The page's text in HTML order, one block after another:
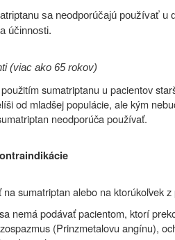
sa neodporúčajú používať
účinnosti.
(viac ako 65 rokov)
sumatriptanu u pacientov
od mladšej populácie, ale kým
neodporúča používať.
na sumatriptan alebo na ktorúkoľvek
nemá podávať pacientom, ktorí
(Prinzmetalovu angínu),